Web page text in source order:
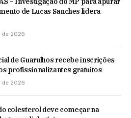
de Lucas Sanches lidera
de 2026
de Guarulhos recebe inscrições
profissionalizantes gratuitos
de 2026
colesterol deve começar na